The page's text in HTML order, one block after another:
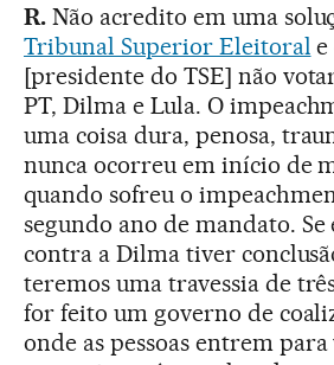
R.Não acredito em uma
Tribunal Superior Eleitoral e
[presidente do TSE] não
PT, Dilma e Lula. O
uma coisa dura, penosa,
nunca ocorreu em início de
quando sofreu o
segundo ano de mandato. Se
contra a Dilma tiver
teremos uma travessia de
for feito um governo de
onde as pessoas entrem para